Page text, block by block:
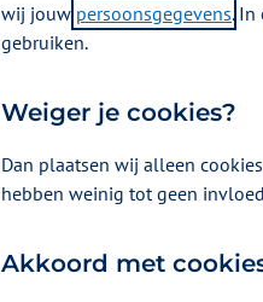
wij jouw persoonsgegevens. In
gebruiken.
Weiger je cookies?
Dan plaatsen wij alleen
hebben weinig tot geen
Akkoord met